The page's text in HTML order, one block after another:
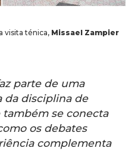
visita ténica, Missael Zampier
parte de uma
da disciplina de
se conecta
os debates
complementa